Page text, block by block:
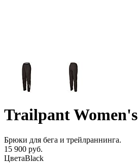
Trailpant Women's
Брюки для бега и трейлраннинга.
15 900 руб.
ЦветаBlack